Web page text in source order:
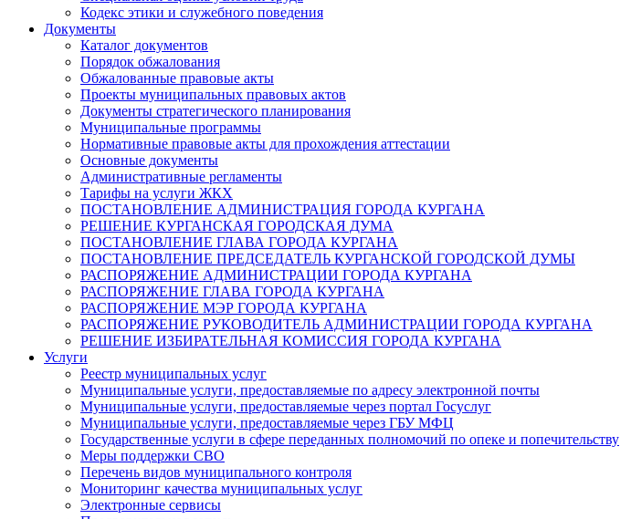
Кодекс этики и служебного поведения
Документы
Каталог документов
Порядок обжалования
Обжалованные правовые акты
Проекты муниципальных правовых актов
Документы стратегического планирования
Муниципальные программы
Нормативные правовые акты для прохождения аттестации
Основные документы
Административные регламенты
Тарифы на услуги ЖКХ
ПОСТАНОВЛЕНИЕ АДМИНИСТРАЦИЯ ГОРОДА КУРГАНА
РЕШЕНИЕ КУРГАНСКАЯ ГОРОДСКАЯ ДУМА
ПОСТАНОВЛЕНИЕ ГЛАВА ГОРОДА КУРГАНА
ПОСТАНОВЛЕНИЕ ПРЕДСЕДАТЕЛЬ КУРГАНСКОЙ ГОРОДСКОЙ ДУМЫ
РАСПОРЯЖЕНИЕ АДМИНИСТРАЦИИ ГОРОДА КУРГАНА
РАСПОРЯЖЕНИЕ ГЛАВА ГОРОДА КУРГАНА
РАСПОРЯЖЕНИЕ МЭР ГОРОДА КУРГАНА
РАСПОРЯЖЕНИЕ РУКОВОДИТЕЛЬ АДМИНИСТРАЦИИ ГОРОДА КУРГАНА
РЕШЕНИЕ ИЗБИРАТЕЛЬНАЯ КОМИССИЯ ГОРОДА КУРГАНА
Услуги
Реестр муниципальных услуг
Муниципальные услуги, предоставляемые по адресу электронной почты
Муниципальные услуги, предоставляемые через портал Госуслуг
Муниципальные услуги, предоставляемые через ГБУ МФЦ
Государственные услуги в сфере переданных полномочий по опеке и попечительству
Меры поддержки СВО
Перечень видов муниципального контроля
Мониторинг качества муниципальных услуг
Электронные сервисы